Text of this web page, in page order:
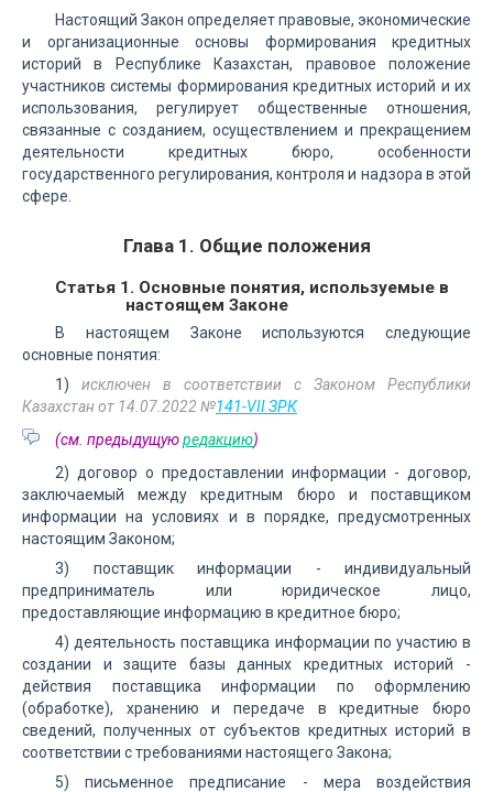
Настоящий Закон определяет правовые, экономические
и организационные основы формирования кредитных
историй в Республике Казахстан, правовое положение
участников системы формирования кредитных историй и их
использования, регулирует общественные отношения,
связанные с созданием, осуществлением и прекращением
деятельности кредитных бюро, особенности
государственного регулирования, контроля и надзора в этой
сфере.
Глава 1. Общие положения
Статья 1. Основные понятия, используемые в
настоящем Законе
В настоящем Законе используются следующие
основные понятия:
1) исключен в соответствии с Законом Республики
Казахстан от 14.07.2022 №141-VII ЗРК
(см. предыдущуюредакцию)
2) договор о предоставлении информации - договор,
заключаемый между кредитным бюро и поставщиком
информации на условиях и в порядке, предусмотренных
настоящим Законом;
3) поставщик информации - индивидуальный
предприниматель или юридическое лицо,
предоставляющие информацию в кредитное бюро;
4) деятельность поставщика информации по участию в
создании и защите базы данных кредитных историй -
действия поставщика информации по оформлению
(обработке), хранению и передаче в кредитные бюро
сведений, полученных от субъектов кредитных историй в
соответствии с требованиями настоящего Закона;
5) письменное предписание - мера воздействия